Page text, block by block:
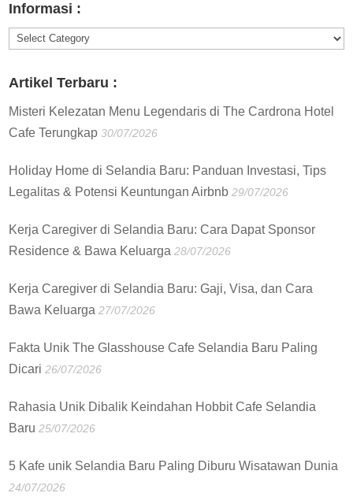
Informasi :
Informasi
Artikel Terbaru :
Misteri Kelezatan Menu Legendaris di The Cardrona Hotel
Cafe Terungkap 30/07/2026
Holiday Home di Selandia Baru: Panduan Investasi, Tips
Legalitas & Potensi Keuntungan Airbnb 29/07/2026
Kerja Caregiver di Selandia Baru: Cara Dapat Sponsor
Residence & Bawa Keluarga 28/07/2026
Kerja Caregiver di Selandia Baru: Gaji, Visa, dan Cara
Bawa Keluarga 27/07/2026
Fakta Unik The Glasshouse Cafe Selandia Baru Paling
Dicari 26/07/2026
Rahasia Unik Dibalik Keindahan Hobbit Cafe Selandia
Baru 25/07/2026
5 Kafe unik Selandia Baru Paling Diburu Wisatawan Dunia
24/07/2026